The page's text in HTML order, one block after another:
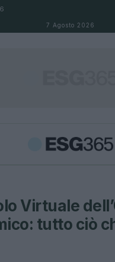
7 Agosto 2026
Virtuale
tutto ciò